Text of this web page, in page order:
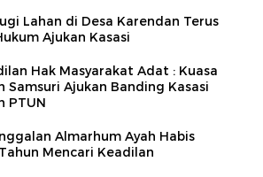
Lahan di Desa Karendan Terus
Ajukan Kasasi
Hak Masyarakat Adat : Kuasa
Samsuri Ajukan Banding Kasasi
PTUN
Almarhum Ayah Habis
Mencari Keadilan